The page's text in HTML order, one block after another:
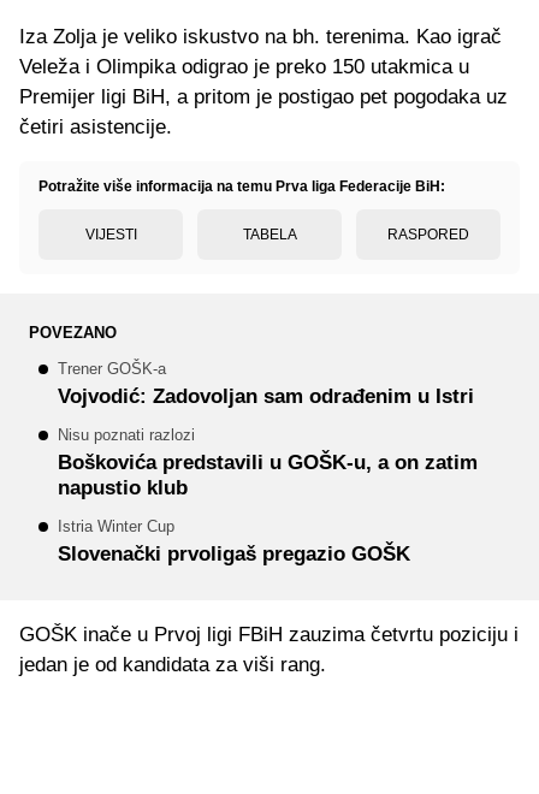
Iza Zolja je veliko iskustvo na bh. terenima. Kao igrač
Veleža i Olimpika odigrao je preko 150 utakmica u
Premijer ligi BiH, a pritom je postigao pet pogodaka uz
četiri asistencije.
Potražite više informacija na temu Prva liga Federacije BiH:
VIJESTI TABELA RASPORED
POVEZANO
Trener GOŠK-a
Vojvodić: Zadovoljan sam odrađenim u Istri
Nisu poznati razlozi
Boškovića predstavili u GOŠK-u, a on zatim
napustio klub
Istria Winter Cup
Slovenački prvoligaš pregazio GOŠK
GOŠK inače u Prvoj ligi FBiH zauzima četvrtu poziciju i
jedan je od kandidata za viši rang.